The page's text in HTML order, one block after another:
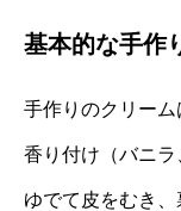
基本的な手作
手作りのクリーム
香り付け（バニ
ゆでて皮をむき